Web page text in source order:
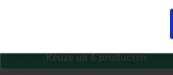
Keuze uit 6 producten